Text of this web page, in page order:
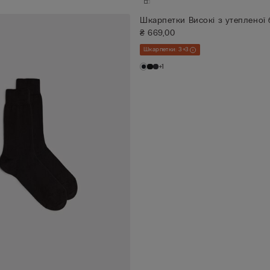
Шкарпетки Високі з утепленої
₴ 669,00
Шкарпетки: 3+3
+1